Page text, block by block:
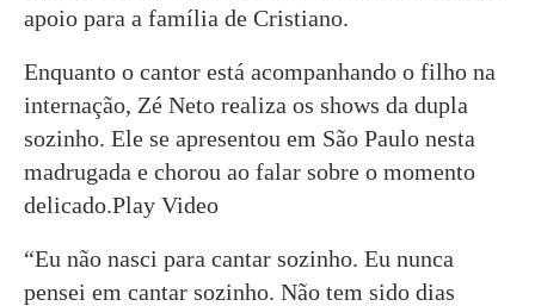
apoio para a família de Cristiano.
Enquanto o cantor está acompanhando o filho na
internação, Zé Neto realiza os shows da dupla
sozinho. Ele se apresentou em São Paulo nesta
madrugada e chorou ao falar sobre o momento
delicado.Play Video
“Eu não nasci para cantar sozinho. Eu nunca
pensei em cantar sozinho. Não tem sido dias